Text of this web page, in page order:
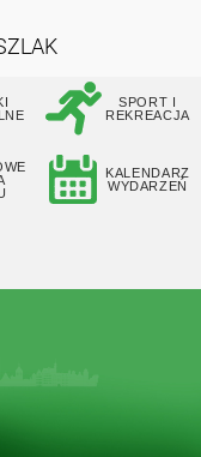
SPORT I
REKREACJA
KALENDARZ
WYDARZEŃ